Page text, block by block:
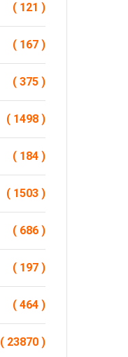
( 121 )
( 167 )
( 375 )
( 1498 )
( 184 )
( 1503 )
( 686 )
( 197 )
( 464 )
( 23870 )